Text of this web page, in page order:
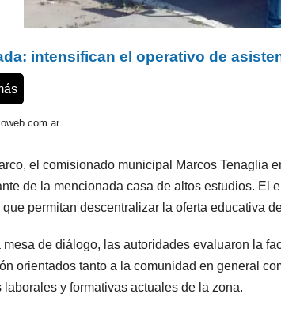
intensifican el operativo de
el comisionado municipal Marcos Tenaglia
de la mencionada casa de altos estudios. El
permitan descentralizar la oferta educativa
mesa de diálogo, las autoridades evaluaron la
orientados tanto a la comunidad en general
laborales y formativas actuales de la zona.